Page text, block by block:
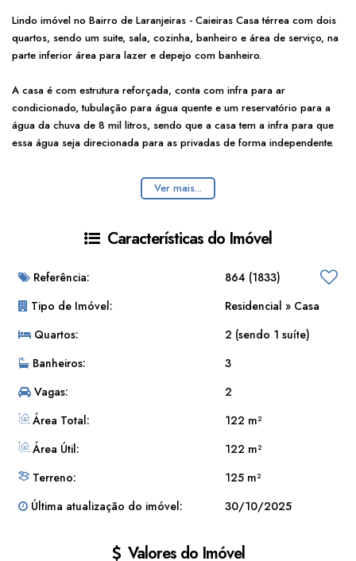
Lindo imóvel no Bairro de Laranjeiras - Caieiras Casa térrea com dois
quartos, sendo um suite, sala, cozinha, banheiro e área de serviço, na
parte inferior área para lazer e depejo com banheiro.
A casa é com estrutura reforçada, conta com infra para ar
condicionado, tubulação para água quente e um reservatório para a
água da chuva de 8 mil litros, sendo que a casa tem a infra para que
essa água seja direcionada para as privadas de forma independente.
Localizado numa rua tranquila e com saida para o Centro de Caieiras
Documentação em regularização para financiamento.
Ver mais...
Características do Imóvel
Referência: 864 (1833)
Tipo de Imóvel:
Residencial » Casa
Quartos:
2 (sendo 1 suíte)
Banheiros:
3
Vagas:
2
Área Total:
122 m²
Área Útil:
122 m²
Terreno:
125 m²
Última atualização do imóvel:
30/10/2025
Valores do Imóvel